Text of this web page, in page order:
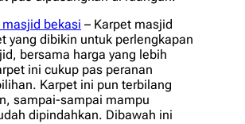
bekasi – Karpet masjid
yang dibikin untuk perlengkapan
bersama harga yang lebih
ini cukup pas peranan
Karpet ini pun terbilang
sampai-sampai mampu
dipindahkan. Dibawah ini